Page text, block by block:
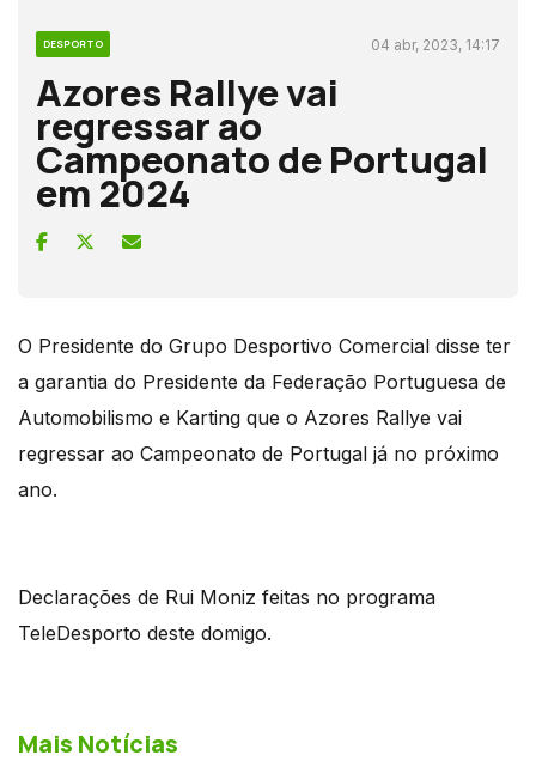
DESPORTO 04 abr, 2023, 14:17
Azores Rallye vai
regressar ao
Campeonato de Portugal
em 2024
O Presidente do Grupo Desportivo Comercial disse ter
a garantia do Presidente da Federação Portuguesa de
Automobilismo e Karting que o Azores Rallye vai
regressar ao Campeonato de Portugal já no próximo
ano.
Declarações de Rui Moniz feitas no programa
TeleDesporto deste domigo.
Mais Notícias